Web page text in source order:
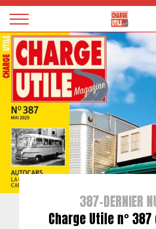
Magazine
Charge
utile
387-DERNIER
Charge Utile n°
Panneau de gestion des cookies